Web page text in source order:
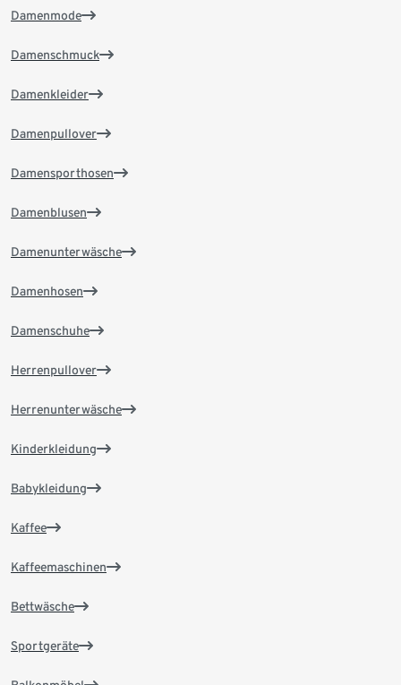
Damenmode
Damenschmuck
Damenkleider
Damenpullover
Damensporthosen
Damenblusen
Damenunterwäsche
Damenhosen
Damenschuhe
Herrenpullover
Herrenunterwäsche
Kinderkleidung
Babykleidung
Kaffee
Kaffeemaschinen
Bettwäsche
Sportgeräte